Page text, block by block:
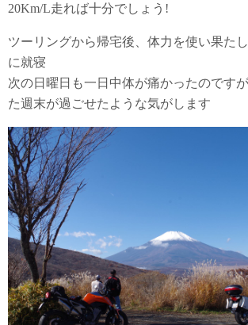
20Km/L走れば十分でしょう!
ツーリングから帰宅後、体力を使い果た
に就寝
次の日曜日も一日中体が痛かったのです
た週末が過ごせたような気がします